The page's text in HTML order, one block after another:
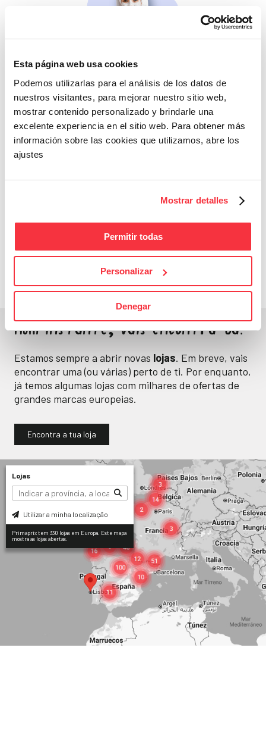
Esta página web usa cookies
Podemos utilizarlas para el análisis de los datos de
nuestros visitantes, para mejorar nuestro sitio web,
mostrar contenido personalizado y brindarle una
excelente experiencia en el sitio web. Para obtener más
información sobre las cookies que utilizamos, abre los
ajustes
Mostrar detalles
Permitir todas
Personalizar
Denegar
Se não cuidares de ti
mesma, quem cuidará?
para o teu dia a dia.
Num instante, vais encontrá-la.
Estamos sempre a abrir novas lojas. Em breve, vais
encontrar uma (ou várias) perto de ti. Por enquanto,
já temos algumas lojas com milhares de ofertas de
grandes marcas europeias.
Encontra a tua loja
Lojas
Utilizar a minha localização
Primaprix tem 330 lojas em Europa. Este mapa
mostra as lojas abertas.